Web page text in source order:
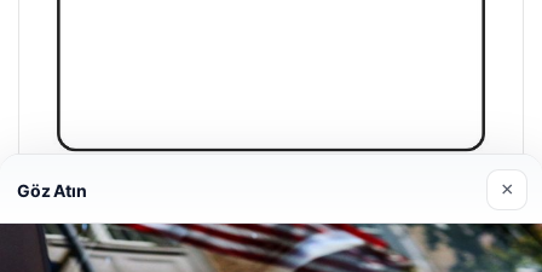
Enes Kaplan Avukatlık Bürosu
28/04/2026
Göz Atın ×